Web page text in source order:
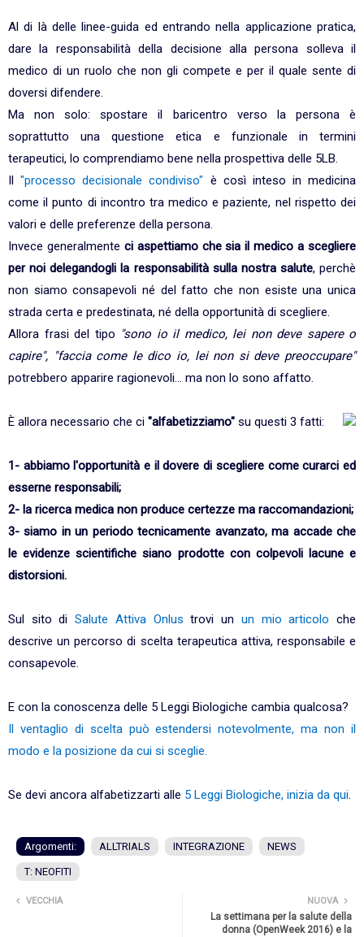
Al di là delle linee-guida ed entrando nella applicazione pratica,
dare la responsabilità della decisione alla persona solleva il
medico di un ruolo che non gli compete e per il quale sente di
doversi difendere.
Ma non solo: spostare il baricentro verso la persona è
soprattutto una questione etica e funzionale in termini
terapeutici, lo comprendiamo bene nella prospettiva delle 5LB.
Il"processo decisionale condiviso" è così inteso in medicina
come il punto di incontro tra medico e paziente, nel rispetto dei
valori e delle preferenze della persona.
Invece generalmente ci aspettiamo che sia il medico a scegliere
per noi delegandogli la responsabilità sulla nostra salute, perchè
non siamo consapevoli né del fatto che non esiste una unica
strada certa e predestinata, né della opportunità di scegliere.
Allora frasi del tipo "sono io il medico, lei non deve sapere o
capire", "faccia come le dico io, lei non si deve preoccupare"
potrebbero apparire ragionevoli... ma non lo sono affatto.
È allora necessario che ci "alfabetizziamo" su questi 3 fatti:
1- abbiamo l'opportunità e il dovere di scegliere come curarci ed
esserne responsabili;
2- la ricerca medica non produce certezze ma raccomandazioni;
3- siamo in un periodo tecnicamente avanzato, ma accade che
le evidenze scientifiche siano prodotte con colpevoli lacune e
distorsioni.
Sul sito diSalute Attiva Onlus trovi un un mio articolo che
descrive un percorso di scelta terapeutica attiva, responsabile e
consapevole.
E con la conoscenza delle 5 Leggi Biologiche cambia qualcosa?
Il ventaglio di scelta può estendersi notevolmente, ma non il
modo e la posizione da cui si sceglie.
Se devi ancora alfabetizzarti alle 5 Leggi Biologiche, inizia da qui.
Argomenti: ALLTRIALS INTEGRAZIONE NEWS
T: NEOFITI
NUOVA
La settimana per la salute della
donna (OpenWeek 2016) e la
VECCHIA